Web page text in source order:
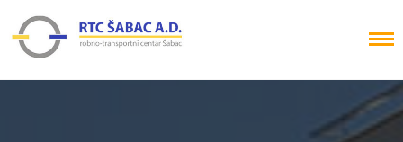
to
content